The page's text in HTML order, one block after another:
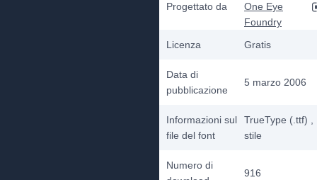
Progettato da
One Eye
Foundry
Licenza
Gratis
Data di
pubblicazione
5 marzo 2006
Informazioni sul
file del font
TrueType (.ttf)
stile
Numero di
916